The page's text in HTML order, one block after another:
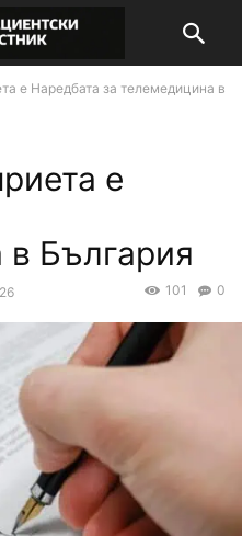
е Наредбата за телемедицина в
е
България
0
101